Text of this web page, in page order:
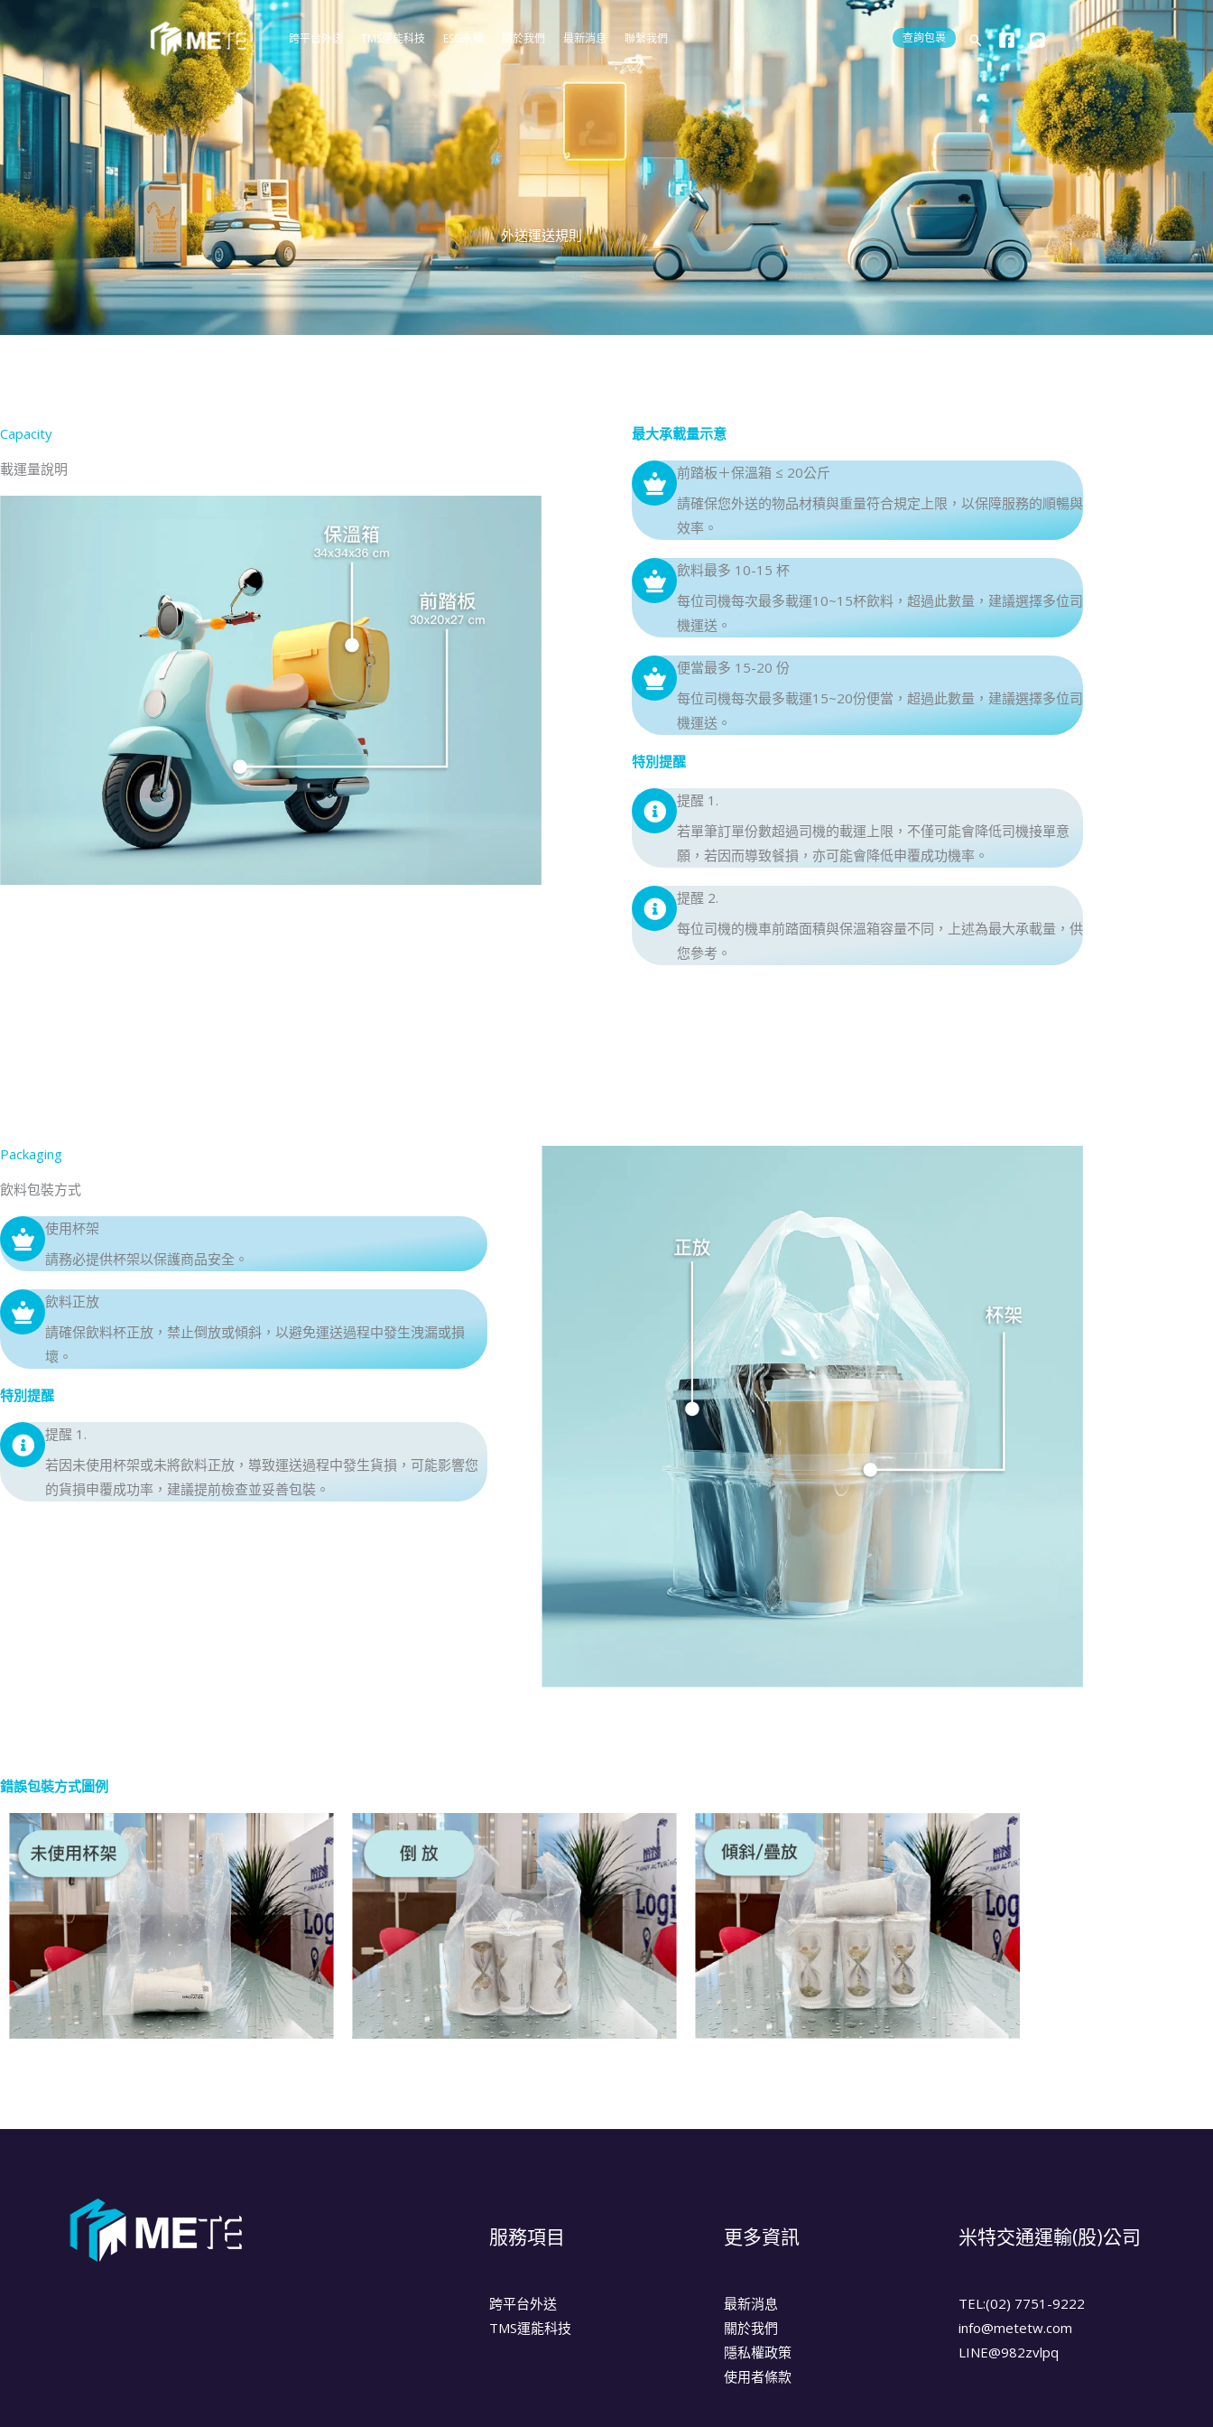
至
主
要
容
跨平台外送 TMS運能科技 ESG永續 關於我們 最新消息 聯繫我們 查詢包裹
搜
尋
外送運送規則
Capacity
載運量說明
最大承載量示意
前踏板＋保溫箱 ≤ 20公斤
請確保您外送的物品材積與重量符合規定上限，以保障服務的順暢與
效率。
飲料最多 10-15 杯
每位司機每次最多載運10~15杯飲料，超過此數量，建議選擇多位司
機運送。
便當最多 15-20 份
每位司機每次最多載運15~20份便當，超過此數量，建議選擇多位司
機運送。
特別提醒
提醒 1.
若單筆訂單份數超過司機的載運上限，不僅可能會降低司機接單意
願，若因而導致餐損，亦可能會降低申覆成功機率。
提醒 2.
每位司機的機車前踏面積與保溫箱容量不同，上述為最大承載量，供
您參考。
Packaging
飲料包裝方式
使用杯架
請務必提供杯架以保護商品安全。
飲料正放
請確保飲料杯正放，禁止倒放或傾斜，以避免運送過程中發生洩漏或損
壞。
特別提醒
提醒 1.
若因未使用杯架或未將飲料正放，導致運送過程中發生貨損，可能影響您
的貨損申覆成功率，建議提前檢查並妥善包裝。
錯誤包裝方式圖例
服務項目
跨平台外送
TMS運能科技
更多資訊
最新消息
關於我們
隱私權政策
使用者條款
米特交通運輸(股)公司
TEL:(02) 7751-9222
info@metetw.com
LINE@982zvlpq